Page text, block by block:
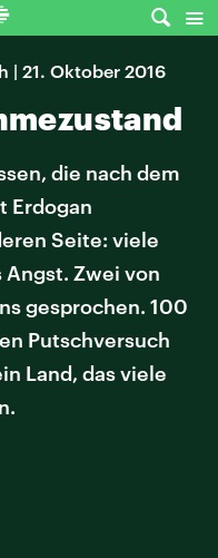
| 21. Oktober 2016
die nach dem
Erdogan
Seite: viele
Angst. Zwei von
gesprochen. 100
Putschversuch
Land, das viele